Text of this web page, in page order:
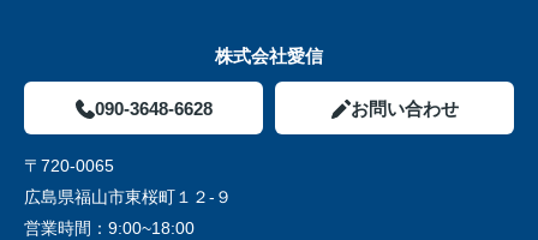
株式会社愛信
090-3648-6628 お問い合わせ
〒720-0065
広島県福山市東桜町１２-９
営業時間： 9:00~18:00